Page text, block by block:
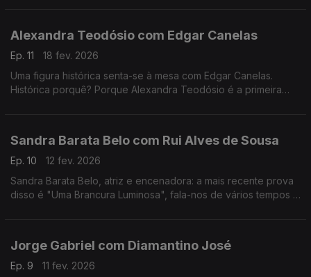
Alexandra Teodósio com Edgar Canelas
Ep. 11
18 fev. 2026
Uma figura histórica senta-se à mesa com Edgar Canelas.
Histórica porquê? Porque Alexandra Teodósio é a primeira
Sandra Barata Belo com Rui Alves de Sousa
Ep. 10
12 fev. 2026
Sandra Barata Belo, atriz e encenadora: a mais recente prova
disso é "Uma Brancura Luminosa", fala-nos de vários tempos e
Jorge Gabriel com Diamantino José
Ep. 9
11 fev. 2026